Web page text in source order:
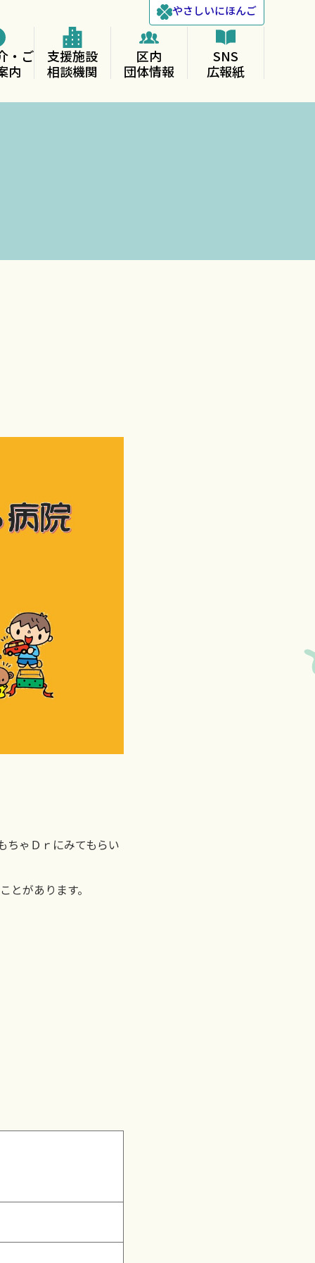
やさしいにほんご
・ご
内
支援施設
相談機関
区内
団体情報
SNS
広報紙
ちゃＤｒにみてもらい
があります。